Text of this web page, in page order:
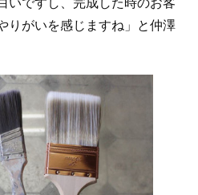
りがいを感じますね」と仲澤